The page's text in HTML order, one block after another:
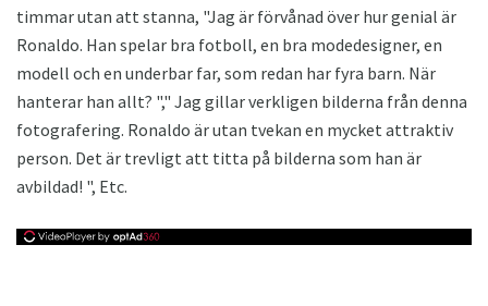
timmar utan att stanna, "Jag är förvånad över hur genial är
Ronaldo. Han spelar bra fotboll, en bra modedesigner, en
modell och en underbar far, som redan har fyra barn. När
hanterar han allt? "," Jag gillar verkligen bilderna från denna
fotografering. Ronaldo är utan tvekan en mycket attraktiv
person. Det är trevligt att titta på bilderna som han är
avbildad! ", Etc.